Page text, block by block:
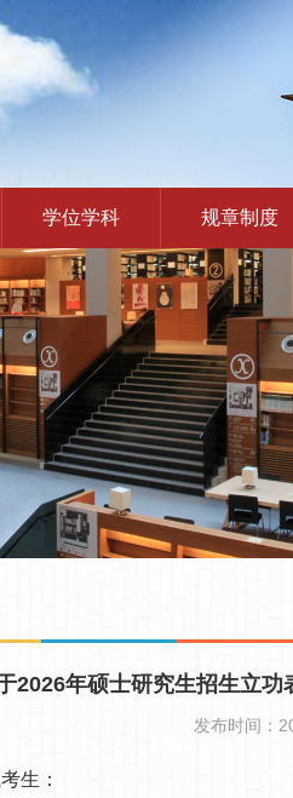
学位学科 规章制度
2026年硕士研究生招生立
发布时间：
生：